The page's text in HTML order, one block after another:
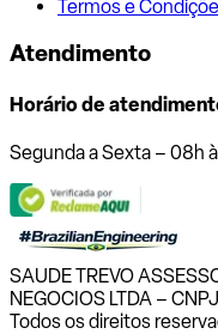
Termos e
Atendimento
Horário de
Segunda a Sexta – 08h
SAUDE TREVO
NEGOCIOS LTDA –
Todos os direitos